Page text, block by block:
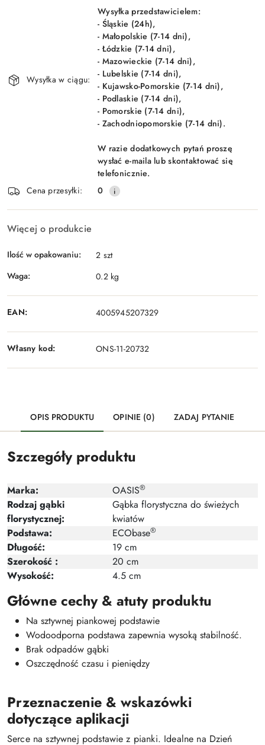
Wyślij
Wysyłka w ciągu:
Wysyłka przedstawicielem:
- Śląskie (24h),
- Małopolskie (7-14 dni),
- Łódzkie (7-14 dni),
- Mazowieckie (7-14 dni),
- Lubelskie (7-14 dni),
- Kujawsko-Pomorskie (7-14 dni),
- Podlaskie (7-14 dni),
- Pomorskie (7-14 dni),
- Zachodniopomorskie (7-14 dni).
W razie dodatkowych pytań proszę
wysłać e-maila lub skontaktować się
telefonicznie.
Cena przesyłki:
0
Więcej o produkcie
Ilość w opakowaniu:
2 szt
Waga:
0.2 kg
EAN: 4005945207329
Własny kod: ONS-11-20732
OPIS PRODUKTU OPINIE (0) ZADAJ PYTANIE
Szczegóły produktu
Marka: OASIS®
Rodzaj gąbki
florystycznej:
Gąbka florystyczna do świeżych
kwiatów
Podstawa:
ECObase®
Długość:
19 cm
Szerokość :
20 cm
Wysokość:
4.5 cm
Główne cechy & atuty produktu
Na sztywnej piankowej podstawie
Wodoodporna podstawa zapewnia wysoką stabilność.
Brak odpadów gąbki
Oszczędność czasu i pieniędzy
Przeznaczenie & wskazówki
dotyczące aplikacji
Serce na sztywnej podstawie z pianki. Idealne na Dzień